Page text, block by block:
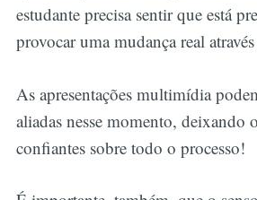
estudante precisa sentir que está
provocar uma mudança real
As apresentações multimídia
aliadas nesse momento, deixando
confiantes sobre todo o processo!